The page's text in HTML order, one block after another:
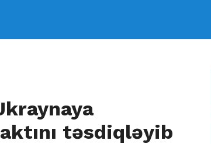
təsdiqləyib